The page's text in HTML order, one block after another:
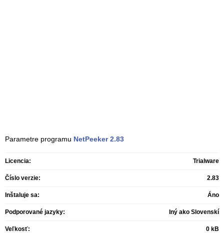
Parametre programu NetPeeker 2.83
Licencia: Trialware
Číslo verzie: 2.83
Inštaluje sa: Áno
Podporované jazyky: Iný ako Slovenskí
Veľkosť: 0 kB